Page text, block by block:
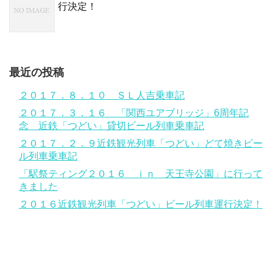
行決定！
最近の投稿
２０１７．８．１０ ＳＬ人吉乗車記
２０１７．３．１６ 「関西ユアブリッジ」6周年記
念 近鉄「つどい」貸切ビール列車乗車記
２０１７．２．９近鉄観光列車「つどい」どて焼きビー
ル列車乗車記
「駅祭ティング２０１６ ｉｎ 天王寺公園」に行って
きました
２０１６近鉄観光列車「つどい」ビール列車運行決定！